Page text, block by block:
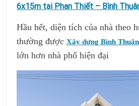
6x15m tại Phan Thiết – Bình
Hầu hết, diện tích của nhà theo
thường được Xây dựng Bình Thuận
lớn hơn nhà phố hiện đại